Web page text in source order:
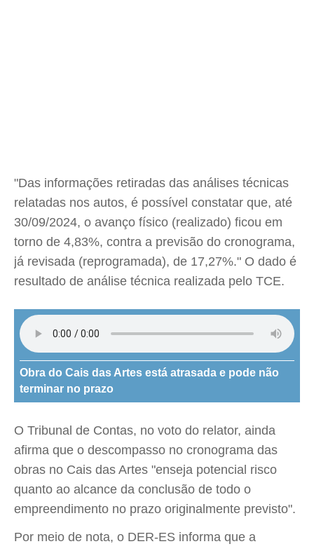
"Das informações retiradas das análises técnicas
relatadas nos autos, é possível constatar que, até
30/09/2024, o avanço físico (realizado) ficou em
torno de 4,83%, contra a previsão do cronograma,
já revisada (reprogramada), de 17,27%." O dado é
resultado de análise técnica realizada pelo TCE.
Obra do Cais das Artes está atrasada e pode não
terminar no prazo
O Tribunal de Contas, no voto do relator, ainda
afirma que o descompasso no cronograma das
obras no Cais das Artes "enseja potencial risco
quanto ao alcance da conclusão de todo o
empreendimento no prazo originalmente previsto".
Por meio de nota, o DER-ES informa que a